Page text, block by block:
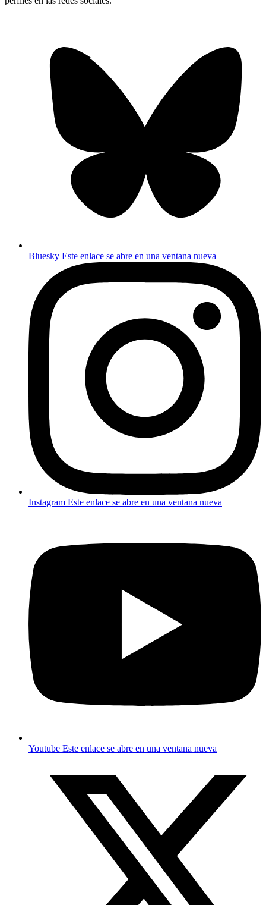
Bluesky Este enlace se abre en una ventana nueva
Instagram Este enlace se abre en una ventana nueva
Youtube Este enlace se abre en una ventana nueva